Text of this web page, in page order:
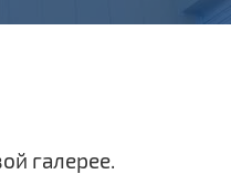
галерее.